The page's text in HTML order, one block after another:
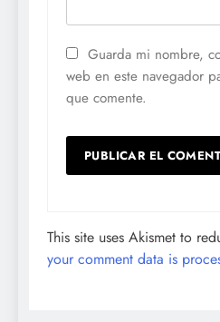
Guarda mi nombre,
web en este navegador
que comente.
This site uses Akismet to
your comment data is